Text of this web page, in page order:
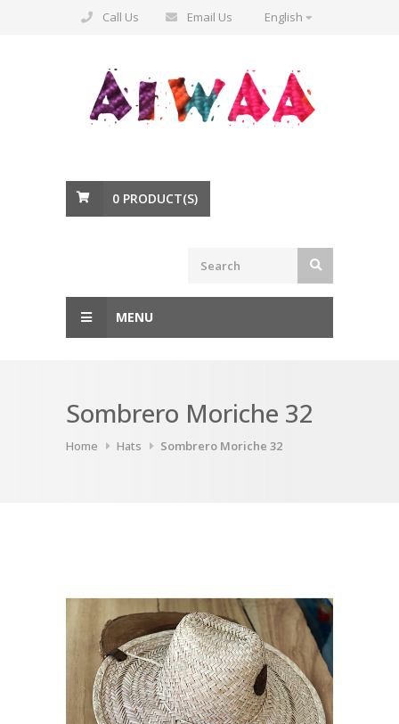
Call Us Email Us English
0 PRODUCT(S)
MENU
Sombrero Moriche 32
Home Hats Sombrero Moriche 32